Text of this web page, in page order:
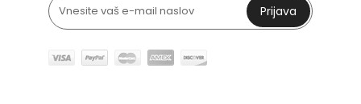
Prijava